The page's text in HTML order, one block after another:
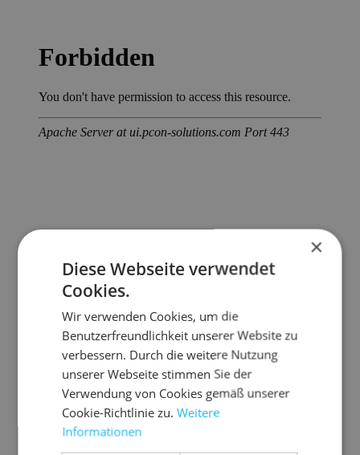
×
Diese Webseite verwendet
Cookies.
Wir verwenden Cookies, um die
Benutzerfreundlichkeit unserer Website zu
verbessern. Durch die weitere Nutzung
unserer Webseite stimmen Sie der
Verwendung von Cookies gemäß unserer
Cookie-Richtlinie zu.Weitere
Informationen